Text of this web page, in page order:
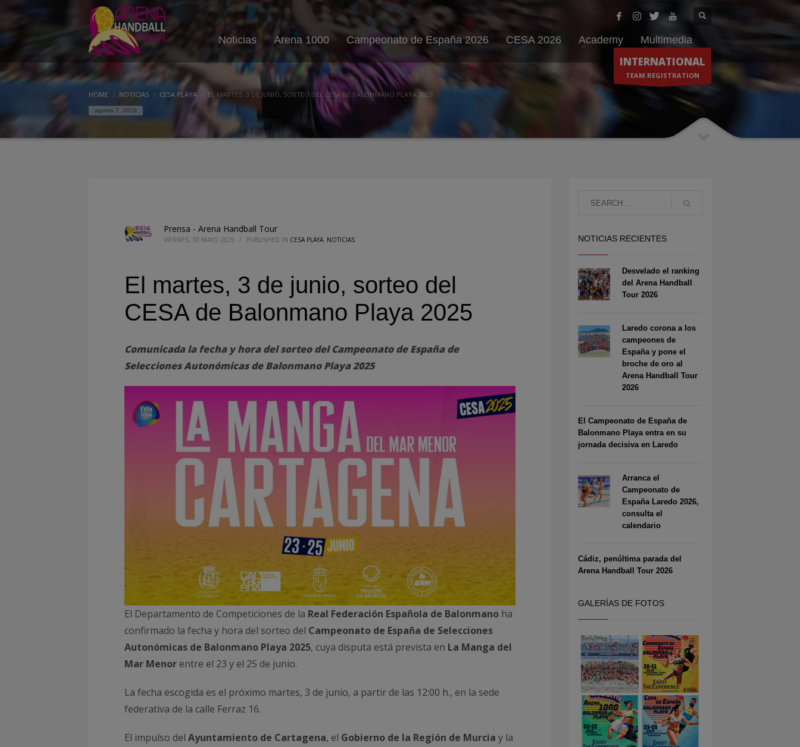
Noticias Arena 1000 Campeonato de España 2026 CESA 2026 Academy Multimedia
INTERNATIONAL
TEAM REGISTRATION
HOME NOTICIAS CESA PLAYA EL MARTES, 3 DE JUNIO, SORTEO DEL CESA DE BALONMANO PLAYA 2025
agosto 7, 2026
Prensa - Arena Handball Tour
VIERNES, 30 MAYO 2025 / PUBLISHED IN CESA PLAYA, NOTICIAS
El martes, 3 de junio, sorteo del
CESA de Balonmano Playa 2025
Comunicada la fecha y hora del sorteo del Campeonato de España de
Selecciones Autonómicas de Balonmano Playa 2025
El Departamento de Competiciones de la Real Federación Española de Balonmano ha
confirmado la fecha y hora del sorteo del Campeonato de España de Selecciones
Autonómicas de Balonmano Playa 2025, cuya disputa está prevista en La Manga del
Mar Menor entre el 23 y el 25 de junio.
La fecha escogida es el próximo martes, 3 de junio, a partir de las 12:00 h., en la sede
federativa de la calle Ferraz 16.
El impulso delAyuntamiento de Cartagena, el Gobierno de la Región de Murcia y la
NOTICIAS RECIENTES
Desvelado el ranking
del Arena Handball
Tour 2026
Laredo corona a los
campeones de
España y pone el
broche de oro al
Arena Handball Tour
2026
El Campeonato de España de
Balonmano Playa entra en su
jornada decisiva en Laredo
Arranca el
Campeonato de
España Laredo 2026,
consulta el
calendario
Cádiz, penúltima parada del
Arena Handball Tour 2026
GALERÍAS DE FOTOS